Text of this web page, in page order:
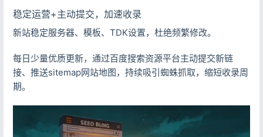
稳定运营+主动提交，加速收录
新站稳定服务器、模板、TDK设置，杜绝频繁修改。
每日少量优质更新，通过百度搜索资源平台主动提交新链
接、推送sitemap网站地图，持续吸引蜘蛛抓取，缩短收录周
期。